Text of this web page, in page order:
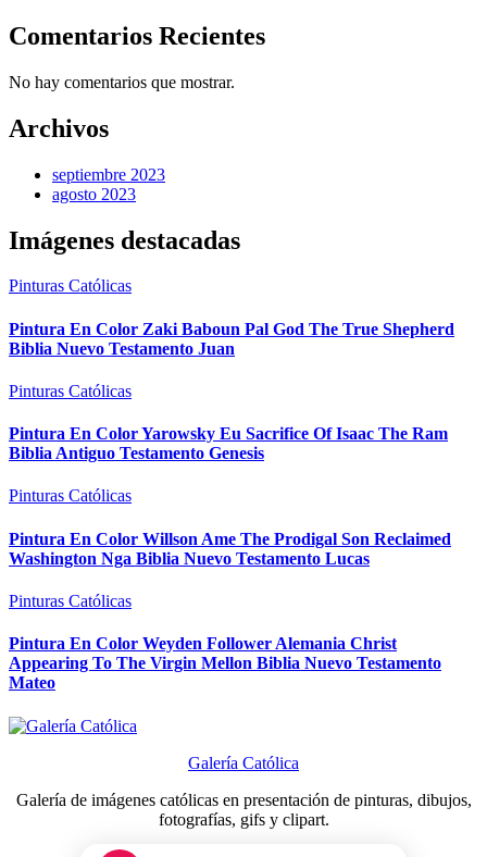
Comentarios Recientes
No hay comentarios que mostrar.
Archivos
septiembre 2023
agosto 2023
Imágenes destacadas
Pinturas Católicas
Pintura En Color Zaki Baboun Pal God The True Shepherd
Biblia Nuevo Testamento Juan
Pinturas Católicas
Pintura En Color Yarowsky Eu Sacrifice Of Isaac The Ram
Biblia Antiguo Testamento Genesis
Pinturas Católicas
Pintura En Color Willson Ame The Prodigal Son Reclaimed
Washington Nga Biblia Nuevo Testamento Lucas
Pinturas Católicas
Pintura En Color Weyden Follower Alemania Christ
Appearing To The Virgin Mellon Biblia Nuevo Testamento
Mateo
Galería Católica
Galería de imágenes católicas en presentación de pinturas, dibujos,
fotografías, gifs y clipart.